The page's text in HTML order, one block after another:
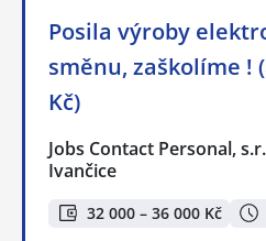
Posila výroby
směnu, zaškolíme !
Kč)
Jobs Contact Personal,
Ivančice
32 000 – 36 000 Kč